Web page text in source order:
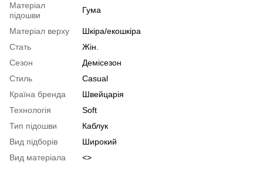
Матеріал
підошви
Гума
Матеріал верху
Шкіра/екошкіра
Стать
Жін.
Сезон
Демісезон
Стиль
Casual
Країна бренда
Швейцарія
Технологія
Soft
Тип підошви
Каблук
Вид підборів
Широкий
Вид матеріала
<>